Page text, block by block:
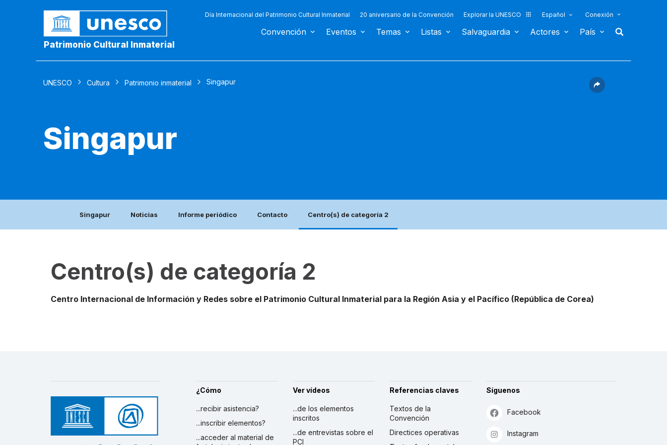
Patrimonio Cultural Inmaterial
Día Internacional del Patrimonio Cultural Inmaterial 20 aniversario de la Convención Explorar la UNESCO Español Conexión
Convención Eventos Temas Listas Salvaguardia Actores País
UNESCO Cultura Patrimonio inmaterial Singapur
Singapur
Singapur Noticias Informe periódico Contacto Centro(s) de categoría 2
Centro(s) de categoría 2
Centro Internacional de Información y Redes sobre el Patrimonio Cultural Inmaterial para la Región Asia y el Pacífico (República de Corea)
¿Cómo
...recibir asistencia?
...inscribir elementos?
...acceder al material de
Ver vídeos
...de los elementos
inscritos
...de entrevistas sobre el
PCI
Referencias claves
Textos de la
Convención
Directices operativas
Síguenos
Facebook
Instagram